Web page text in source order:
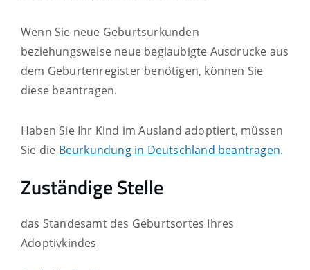
Wenn Sie neue Geburtsurkunden
beziehungsweise neue beglaubigte Ausdrucke aus
dem Geburtenregister benötigen, können Sie
diese beantragen.
Haben Sie Ihr Kind im Ausland adoptiert, müssen
Sie die Beurkundung in Deutschland beantragen.
Zuständige Stelle
das Standesamt des Geburtsortes Ihres
Adoptivkindes